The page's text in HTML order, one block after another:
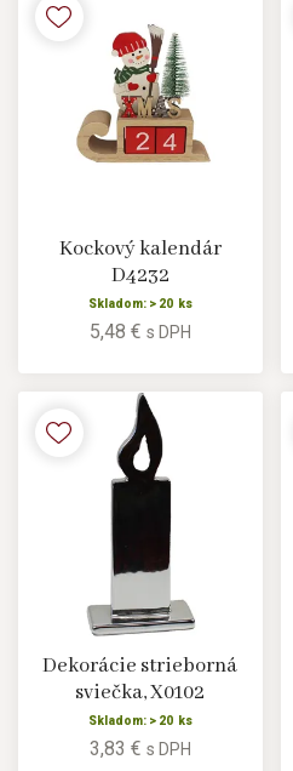
Kockový kalendár
D4232
Skladom: > 20 ks
5,48 € s DPH
Dekorácie strieborná
sviečka, X0102
Skladom: > 20 ks
3,83 € s DPH